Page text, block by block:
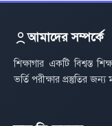
আমাদের সম্পর্কে
শিক্ষাগার একটি বিশ্বস্ত
ভর্তি পরীক্ষার প্রস্তুতির